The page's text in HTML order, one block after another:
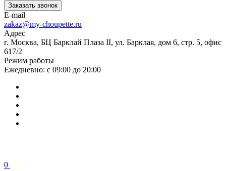
Заказать звонок
E-mail
zakaz@my-choupette.ru
Адрес
г. Москва, БЦ Барклай Плаза II, ул. Барклая, дом 6, стр. 5, офис
617/2
Режим работы
Ежедневно: с 09:00 до 20:00
0